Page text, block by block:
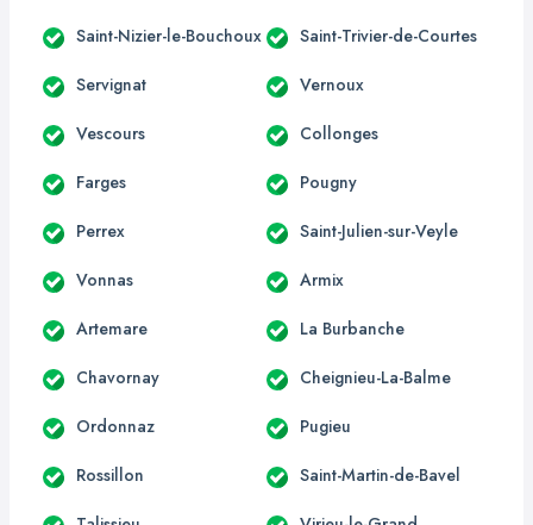
Saint-Nizier-le-Bouchoux Saint-Trivier-de-Courtes
Servignat Vernoux
Vescours Collonges
Farges Pougny
Perrex Saint-Julien-sur-Veyle
Vonnas Armix
Artemare La Burbanche
Chavornay Cheignieu-La-Balme
Ordonnaz Pugieu
Rossillon Saint-Martin-de-Bavel